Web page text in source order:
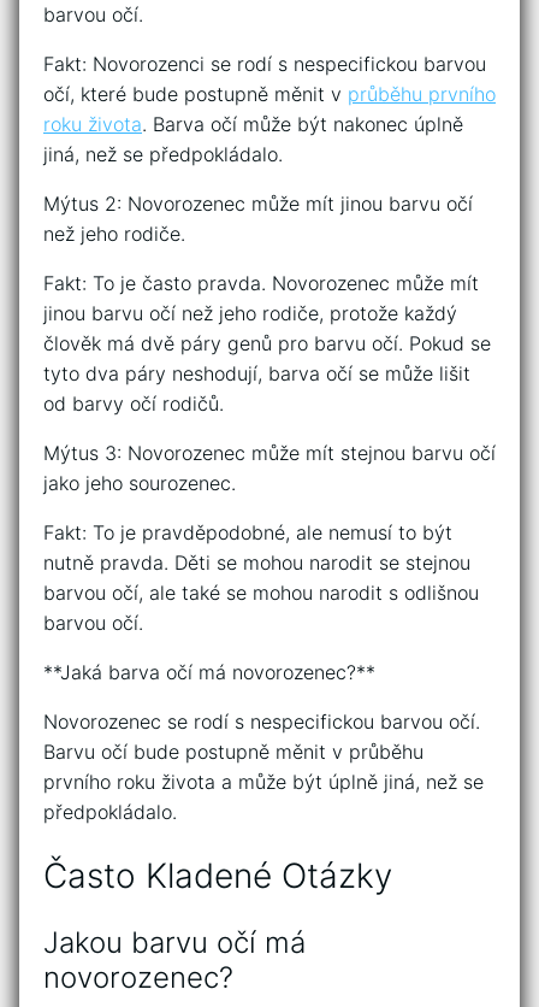
barvou očí.
Fakt: Novorozenci se rodí s nespecifickou barvou
očí, které bude postupně měnit v průběhu prvního
roku života. Barva očí může být nakonec úplně
jiná, než se předpokládalo.
Mýtus 2: Novorozenec může mít jinou barvu očí
než jeho rodiče.
Fakt: To je často pravda. Novorozenec může mít
jinou barvu očí než jeho rodiče, protože každý
člověk má dvě páry genů pro barvu očí. Pokud se
tyto dva páry neshodují, barva očí se může lišit
od barvy očí rodičů.
Mýtus 3: Novorozenec může mít stejnou barvu očí
jako jeho sourozenec.
Fakt: To je pravděpodobné, ale nemusí to být
nutně pravda. Děti se mohou narodit se stejnou
barvou očí, ale také se mohou narodit s odlišnou
barvou očí.
**Jaká barva očí má novorozenec?**
Novorozenec se rodí s nespecifickou barvou očí.
Barvu očí bude postupně měnit v průběhu
prvního roku života a může být úplně jiná, než se
předpokládalo.
Často Kladené Otázky
Jakou barvu očí má
novorozenec?